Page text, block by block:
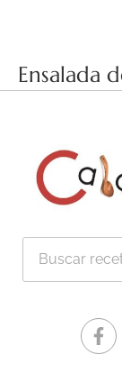
Ensalada
Buscar
f